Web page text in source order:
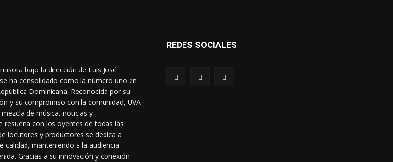
bajo la dirección de Luis José
ha consolidado como la número uno en
Dominicana. Reconocida por su
y su compromiso con la comunidad, UVA
de música, noticias y
resuena con los oyentes de todas las
locutores y productores se dedica a
calidad, manteniendo a la audiencia
Gracias a su innovación y conexión
REDES SOCIALES